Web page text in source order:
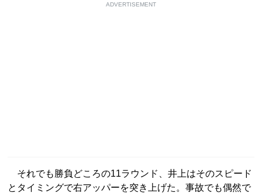
ADVERTISEMENT
それでも勝負どころの11ラウンド、井上はそのスピード
とタイミングで右アッパーを突き上げた。事故でも偶然で